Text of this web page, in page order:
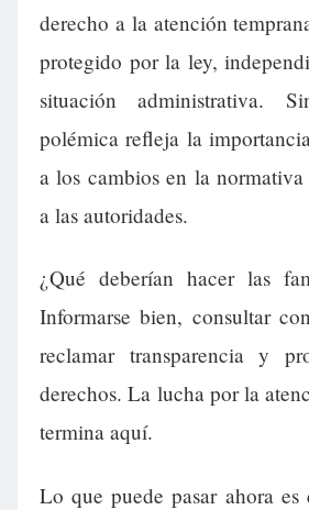
derecho a la atención
protegido por la ley,
situación administrativa.
polémica refleja la
a los cambios en la
a las autoridades.
¿Qué deberían hacer las
Informarse bien, consultar
reclamar transparencia y
derechos. La lucha por la
termina aquí.
Lo que puede pasar ahora es